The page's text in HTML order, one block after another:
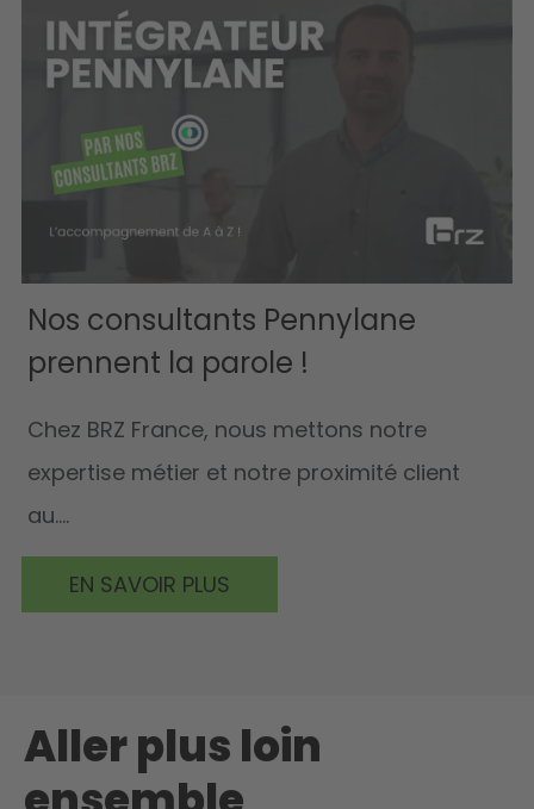
Nos consultants Pennylane
prennent la parole !
Chez BRZ France, nous mettons notre
expertise métier et notre proximité client
au....
EN SAVOIR PLUS
Aller plus loin